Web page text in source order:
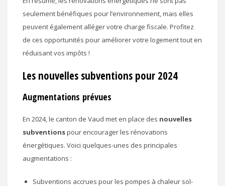
seulement bénéfiques pour l’environnement, mais elles
peuvent également alléger votre charge fiscale. Profitez
de ces opportunités pour améliorer votre logement tout en
réduisant vos impôts !
Les nouvelles subventions pour 2024
Augmentations prévues
En 2024, le canton de Vaud met en place des nouvelles
subventionspour encourager les rénovations
énergétiques. Voici quelques-unes des principales
augmentations :
Subventions accrues pour les pompes à chaleur sol-